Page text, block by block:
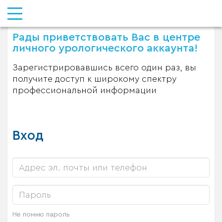
Рады приветствовать Вас в центре
личного урологического аккаунта!
Зарегистрировавшись всего один раз, вы
получите доступ к широкому спектру
профессиональной информации
Вход
Не помню пароль